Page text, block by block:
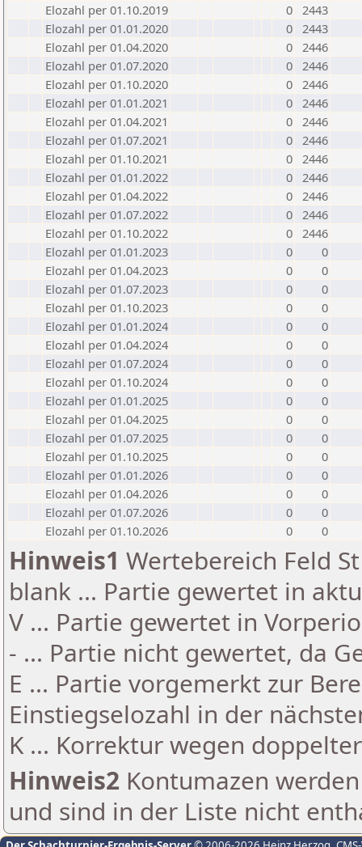
Elozahl per 01.10.2019
0 2443
Elozahl per 01.01.2020
0 2443
Elozahl per 01.04.2020
0 2446
Elozahl per 01.07.2020
0 2446
Elozahl per 01.10.2020
0 2446
Elozahl per 01.01.2021
0 2446
Elozahl per 01.04.2021
0 2446
Elozahl per 01.07.2021
0 2446
Elozahl per 01.10.2021
0 2446
Elozahl per 01.01.2022
0 2446
Elozahl per 01.04.2022
0 2446
Elozahl per 01.07.2022
0 2446
Elozahl per 01.10.2022
0 2446
Elozahl per 01.01.2023
0
0
Elozahl per 01.04.2023
0
0
Elozahl per 01.07.2023
0
0
Elozahl per 01.10.2023
0
0
Elozahl per 01.01.2024
0
0
Elozahl per 01.04.2024
0
0
Elozahl per 01.07.2024
0
0
Elozahl per 01.10.2024
0
0
Elozahl per 01.01.2025
0
0
Elozahl per 01.04.2025
0
0
Elozahl per 01.07.2025
0
0
Elozahl per 01.10.2025
0
0
Elozahl per 01.01.2026
0
0
Elozahl per 01.04.2026
0
0
Elozahl per 01.07.2026
0
0
Elozahl per 01.10.2026
0 0
Hinweis1 Wertebereich Feld
blank ... Partie gewertet in
V ... Partie gewertet in
- ... Partie nicht gewertet, da
E ... Partie vorgemerkt zur
Einstiegselozahl in der
K ... Korrektur wegen
Hinweis2 Kontumazen
und sind in der Liste nicht